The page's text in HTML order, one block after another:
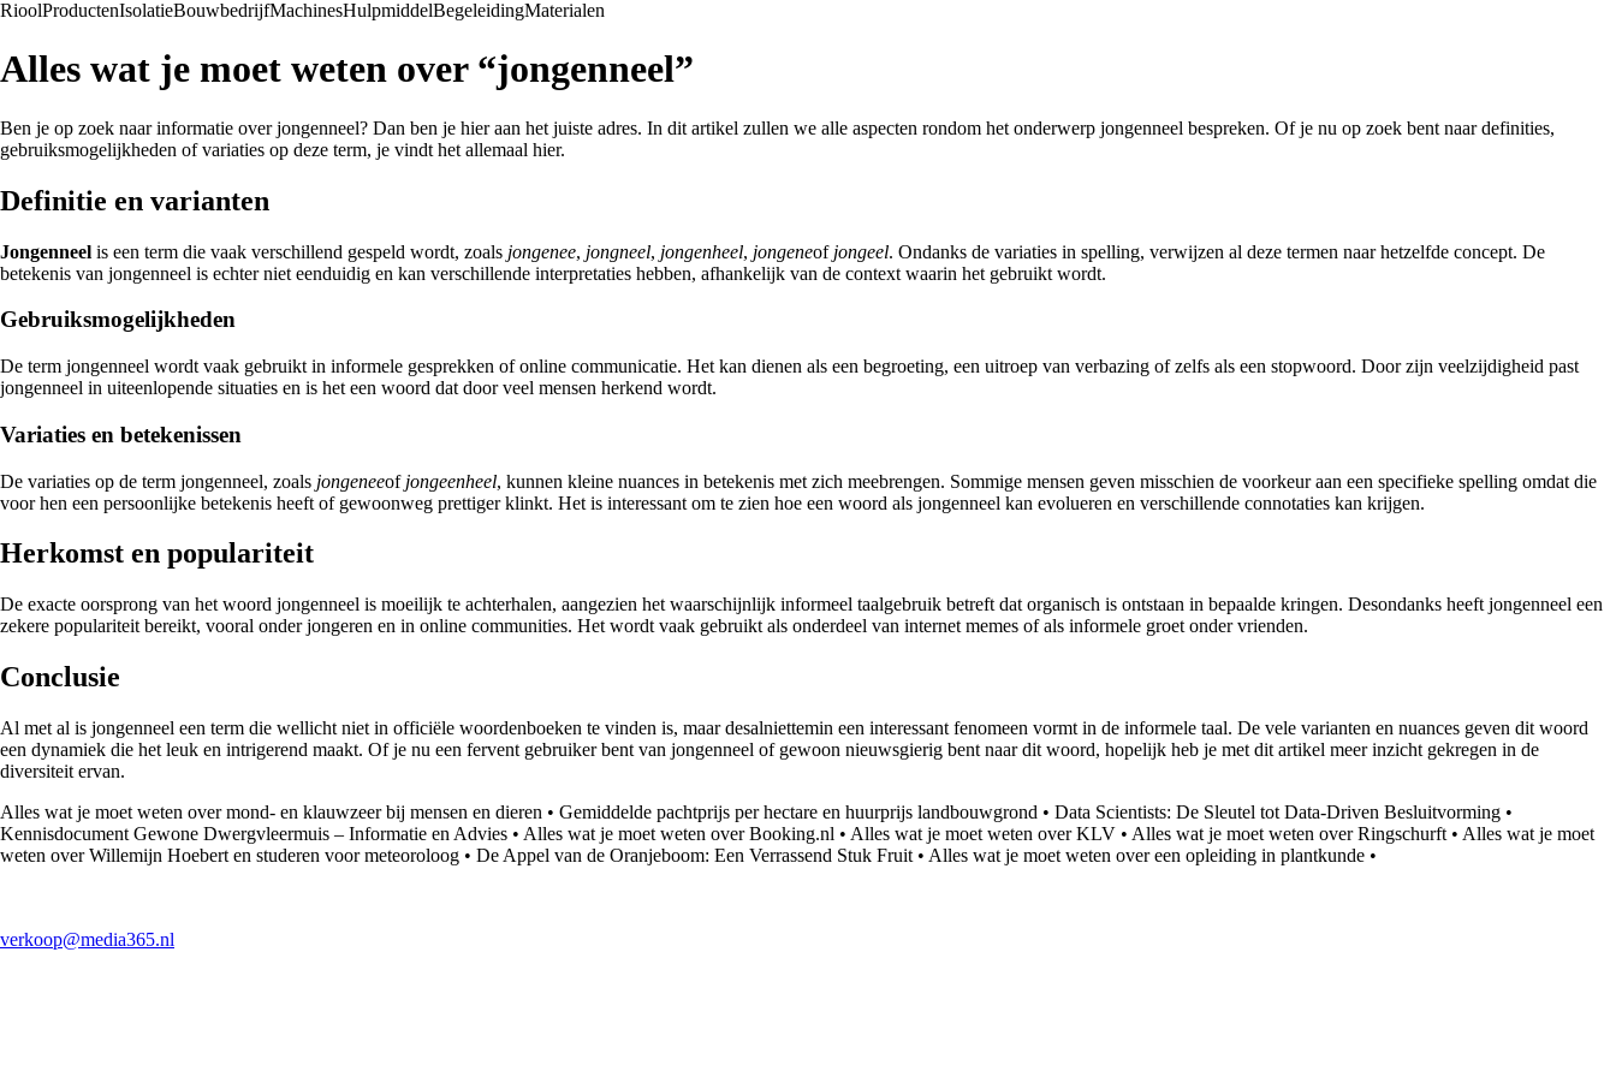
RioolProductenIsolatieBouwbedrijfMachinesHulpmiddelBegeleidingMaterialen
Alles wat je moet weten over “jongenneel”
Ben je op zoek naar informatie over jongenneel? Dan ben je hier aan het juiste adres. In dit artikel zullen we alle aspecten rondom het onderwerp jongenneel bespreken. Of je nu op zoek bent naar definities,
gebruiksmogelijkheden of variaties op deze term, je vindt het allemaal hier.
Definitie en varianten
Jongenneel is een term die vaak verschillend gespeld wordt, zoals jongenee, jongneel, jongenheel, jongeneof jongeel. Ondanks de variaties in spelling, verwijzen al deze termen naar hetzelfde concept. De
betekenis van jongenneel is echter niet eenduidig en kan verschillende interpretaties hebben, afhankelijk van de context waarin het gebruikt wordt.
Gebruiksmogelijkheden
De term jongenneel wordt vaak gebruikt in informele gesprekken of online communicatie. Het kan dienen als een begroeting, een uitroep van verbazing of zelfs als een stopwoord. Door zijn veelzijdigheid past
jongenneel in uiteenlopende situaties en is het een woord dat door veel mensen herkend wordt.
Variaties en betekenissen
De variaties op de term jongenneel, zoals jongeneeof jongeenheel, kunnen kleine nuances in betekenis met zich meebrengen. Sommige mensen geven misschien de voorkeur aan een specifieke spelling omdat die
voor hen een persoonlijke betekenis heeft of gewoonweg prettiger klinkt. Het is interessant om te zien hoe een woord als jongenneel kan evolueren en verschillende connotaties kan krijgen.
Herkomst en populariteit
De exacte oorsprong van het woord jongenneel is moeilijk te achterhalen, aangezien het waarschijnlijk informeel taalgebruik betreft dat organisch is ontstaan in bepaalde kringen. Desondanks heeft jongenneel een
zekere populariteit bereikt, vooral onder jongeren en in online communities. Het wordt vaak gebruikt als onderdeel van internet memes of als informele groet onder vrienden.
Conclusie
Al met al is jongenneel een term die wellicht niet in officiële woordenboeken te vinden is, maar desalniettemin een interessant fenomeen vormt in de informele taal. De vele varianten en nuances geven dit woord
een dynamiek die het leuk en intrigerend maakt. Of je nu een fervent gebruiker bent van jongenneel of gewoon nieuwsgierig bent naar dit woord, hopelijk heb je met dit artikel meer inzicht gekregen in de
diversiteit ervan.
Alles wat je moet weten over mond- en klauwzeer bij mensen en dieren • Gemiddelde pachtprijs per hectare en huurprijs landbouwgrond • Data Scientists: De Sleutel tot Data-Driven Besluitvorming •
Kennisdocument Gewone Dwergvleermuis – Informatie en Advies • Alles wat je moet weten over Booking.nl • Alles wat je moet weten over KLV • Alles wat je moet weten over Ringschurft • Alles wat je moet
weten over Willemijn Hoebert en studeren voor meteoroloog • De Appel van de Oranjeboom: Een Verrassend Stuk Fruit • Alles wat je moet weten over een opleiding in plantkunde •
verkoop@media365.nl